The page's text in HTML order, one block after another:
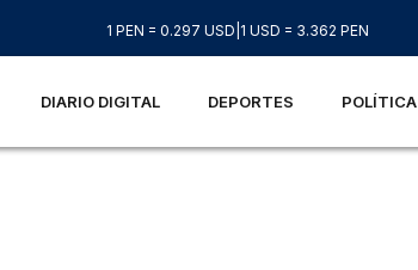
1 PEN = 0.297 USD 1 USD = 3.362 PEN
DIARIO DIGITAL DEPORTES POLÍTICA